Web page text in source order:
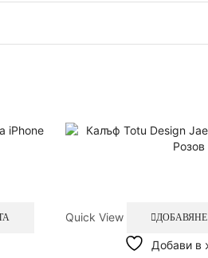
Quick View
Добави в